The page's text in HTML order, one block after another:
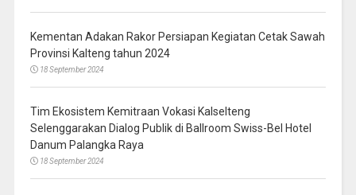
Kementan Adakan Rakor Persiapan Kegiatan Cetak Sawah
Provinsi Kalteng tahun 2024
18 September 2024
Tim Ekosistem Kemitraan Vokasi Kalselteng
Selenggarakan Dialog Publik di Ballroom Swiss-Bel Hotel
Danum Palangka Raya
18 September 2024